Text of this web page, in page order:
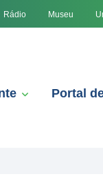
Rádio Museu
Portal